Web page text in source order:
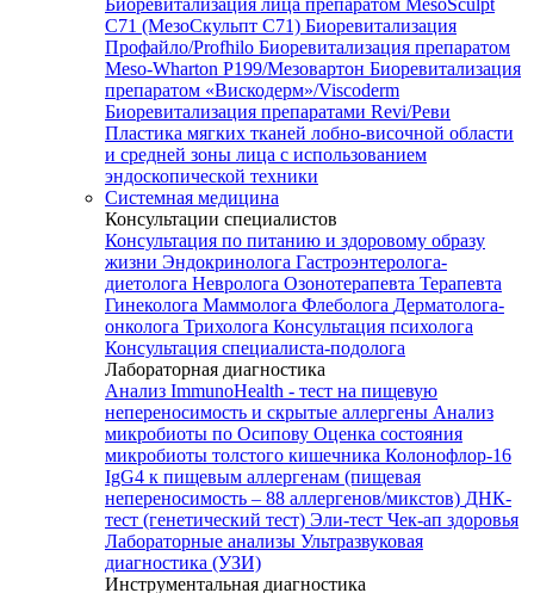
Биоревитализация лица препаратом MesoSculpt
C71 (МезоСкульпт С71) Биоревитализация
Профайло/Profhilo Биоревитализация препаратом
Meso-Wharton P199/Мезовартон Биоревитализация
препаратом «Вискодерм»/Viscoderm
Биоревитализация препаратами Revi/Реви
Пластика мягких тканей лобно-височной области
и средней зоны лица с использованием
эндоскопической техники
Системная медицина
Консультации специалистов
Консультация по питанию и здоровому образу
жизни Эндокринолога Гастроэнтеролога-
диетолога Невролога Озонотерапевта Терапевта
Гинеколога Маммолога Флеболога Дерматолога-
онколога Трихолога Консультация психолога
Консультация специалиста-подолога
Лабораторная диагностика
Анализ ImmunoHealth - тест на пищевую
непереносимость и скрытые аллергены Анализ
микробиоты по Осипову Оценка состояния
микробиоты толстого кишечника Колонофлор-16
IgG4 к пищевым аллергенам (пищевая
непереносимость – 88 аллергенов/микстов) ДНК-
тест (генетический тест) Эли-тест Чек-ап здоровья
Лабораторные анализы Ультразвуковая
диагностика (УЗИ)
Инструментальная диагностика